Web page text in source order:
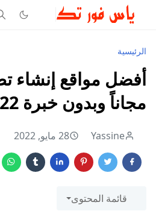
الرئيسية
أفضل مواقع إنشاء
مجاناً وبدون خبرة 2022
Yassine 28 مايو, 2022
قائمة المحتوى